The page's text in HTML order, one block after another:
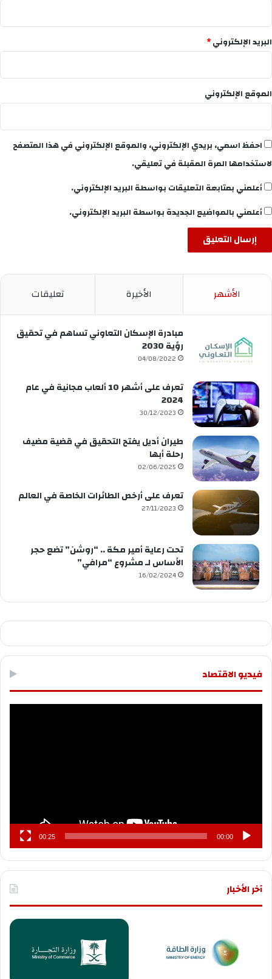
البريد الإلكتروني*
الموقع الإلكتروني
احفظ اسمي، بريدي الإلكتروني، والموقع الإلكتروني في هذا المتصفح
لاستخدامها المرة المقبلة في تعليقي.
أعلمني بمتابعة التعليقات بواسطة البريد الإلكتروني.
أعلمني بالمواضيع الجديدة بواسطة البريد الإلكتروني.
الأشهر الأخيرة تعليقات
مبادرة الإسكان التعاوني تساهم في تحقيق
رؤية 2030
04/08/2022
تعرف على أشهر 10 ألعاب مجانية في عام
2024
30/12/2023
طيران أديل يفتح التحقيق في قضية مضيف
رحلة أبها
02/06/2025
تعرف على أرخص الطائرات الخاصة في العالم
27/11/2023
تحت رعاية أمير مكة .. “روشن” تضع حجر
الأساس لـ مشروع “مرافي”
16/02/2024
فيديو الاقتصاد
00:00
00:25
آخر الأخبار